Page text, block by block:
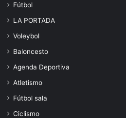
Fútbol
LA PORTADA
Voleybol
Baloncesto
Agenda Deportiva
Atletismo
Fútbol sala
Ciclismo